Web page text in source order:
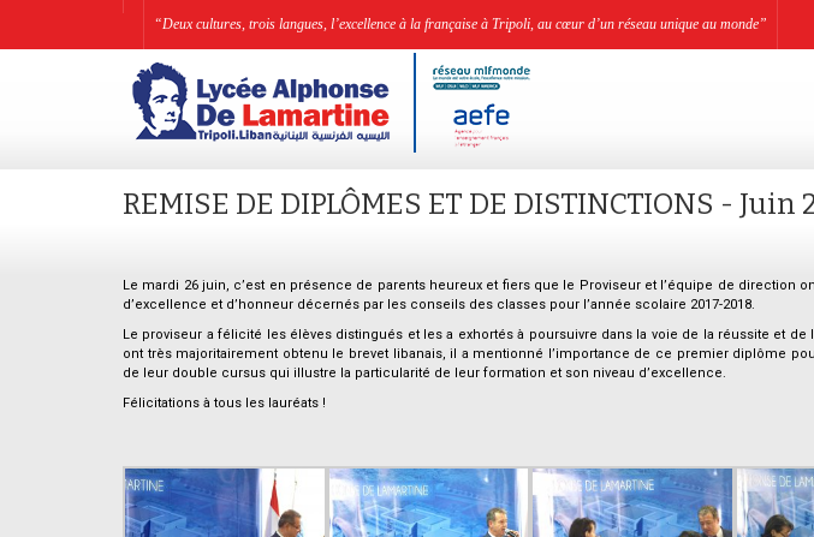
“Deux cultures, trois langues, l’excellence à la française à Tripoli, au cœur d’un réseau unique au monde”
REMISE DE DIPLÔMES ET DE DISTINCTIONS - Juin
Le mardi 26 juin, c’est en présence de parents heureux et fiers que le Proviseur et l’équipe de direction
d’excellence et d’honneur décernés par les conseils des classes pour l’année scolaire 2017-2018.
Le proviseur a félicité les élèves distingués et les a exhortés à poursuivre dans la voie de la réussite et de
ont très majoritairement obtenu le brevet libanais, il a mentionné l’importance de ce premier diplôme
de leur double cursus qui illustre la particularité de leur formation et son niveau d’excellence.
Félicitations à tous les lauréats !